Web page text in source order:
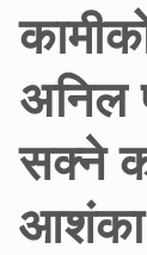
अनिल
सक्ने
आशंका